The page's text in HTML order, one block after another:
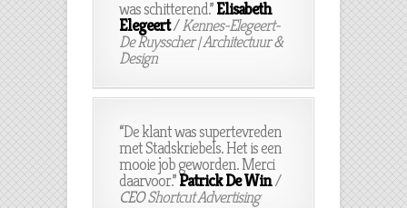
was schitterend.”Elisabeth
Elegeert/Kennes-Elegeert-
De Ruysscher | Architectuur &
Design
“De klant was supertevreden
met Stadskriebels. Het is een
mooie job geworden. Merci
daarvoor.”Patrick De Win/
CEOShortcut Advertising